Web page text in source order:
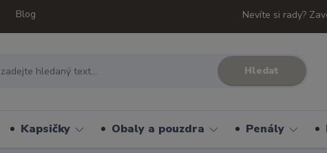
Blog
Hledat
Nevíte si rady?
Kapsičky Obaly a pouzdra Penály